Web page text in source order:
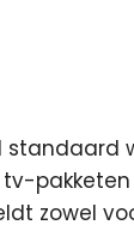
standaard
pakketen
zowel